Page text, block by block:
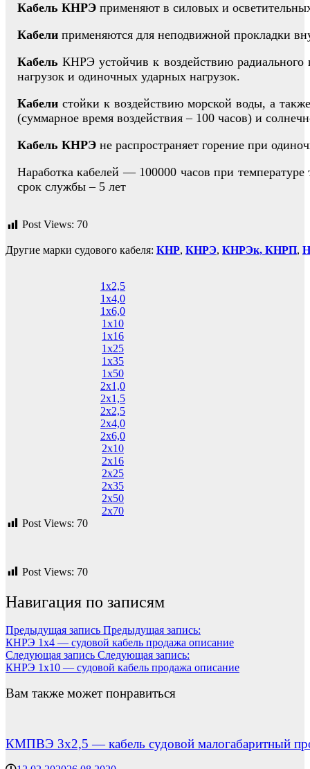
Кабель КНРЭ применяют в силовых и
Кабели применяются для неподвижной прокладки
Кабель КНРЭ устойчив к воздействию
нагрузок и одиночных ударных нагрузок.
Кабели стойки к воздействию морской воды, а
(суммарное время воздействия – 100 часов) и
Кабель КНРЭ не распространяет горение при
Наработка кабелей — 100000 часов при
срок службы – 5 лет
Post Views: 70
Другие марки судового кабеля: КНР, КНРЭ, КНРЭк, КНРП,
1х2,5
1х4,0
1х6,0
1х10
1х16
1х25
1х35
1х50
2х1,0
2х1,5
2х2,5
2х4,0
2х6,0
2х10
2х16
2х25
2х35
2х50
2х70
Post Views: 70
Post Views: 70
Навигация по записям
Предыдущая запись Предыдущая запись:
КНРЭ 1х4 — судовой кабель продажа описание
Следующая запись Следующая запись:
КНРЭ 1х10 — судовой кабель продажа описание
Вам также может понравиться
КМПВЭ 3х2,5 — кабель судовой малогабаритный